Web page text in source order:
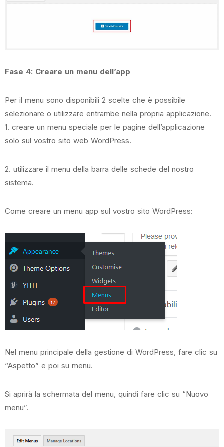
Fase 4: Creare un menu dell’app
Per il menu sono disponibili 2 scelte che è possibile
selezionare o utilizzare entrambe nella propria applicazione.
1. creare un menu speciale per le pagine dell’applicazione
solo sul vostro sito web WordPress.
2. utilizzare il menu della barra delle schede del nostro
sistema.
Come creare un menu app sul vostro sito WordPress:
Nel menu principale della gestione di WordPress, fare clic su
“Aspetto” e poi su menu.
Si aprirà la schermata del menu, quindi fare clic su “Nuovo
menu”.